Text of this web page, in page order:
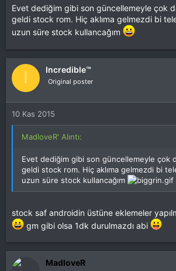
Evet dediğim gibi son güncellemeyle çok
geldi stock rom. Hiç aklıma gelmezdi bi
uzun süre stock kullancağım
I Incredible™
Original poster
10 Kas 2015
MadloveR' Alıntı:
Evet dediğim gibi son güncellemeyle çok
geldi stock rom. Hiç aklıma gelmezdi bi
uzun süre stock kullancağım
stock saf androidin üstüne eklemeler
gm gibi olsa 1dk durulmazdı abi
MadloveR